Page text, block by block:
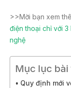
>>Mời bạn xem
điện thoại chỉ với
nghệ
Mục lục bài
Quy định mới